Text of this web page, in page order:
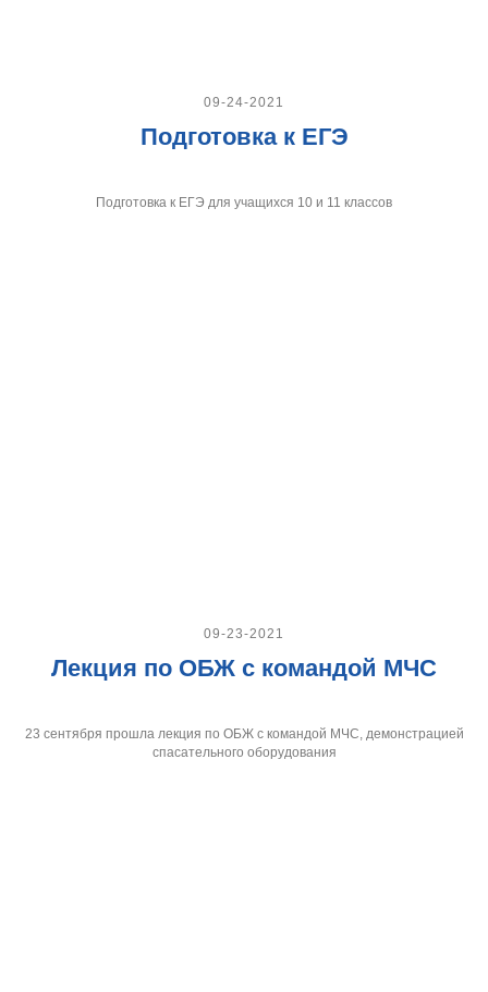
09-24-2021
Подготовка к ЕГЭ
Подготовка к ЕГЭ для учащихся 10 и 11 классов
09-23-2021
Лекция по ОБЖ с командой МЧС
23 сентября прошла лекция по ОБЖ с командой МЧС, демонстрацией
спасательного оборудования